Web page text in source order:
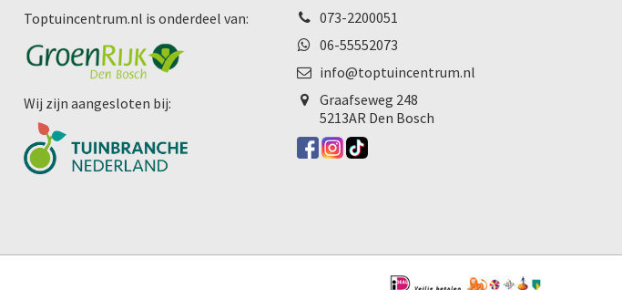
Toptuincentrum.nl is onderdeel van:
Wij zijn aangesloten bij:
073-2200051
06-55552073
info@toptuincentrum.nl
Graafseweg 248
5213AR Den Bosch